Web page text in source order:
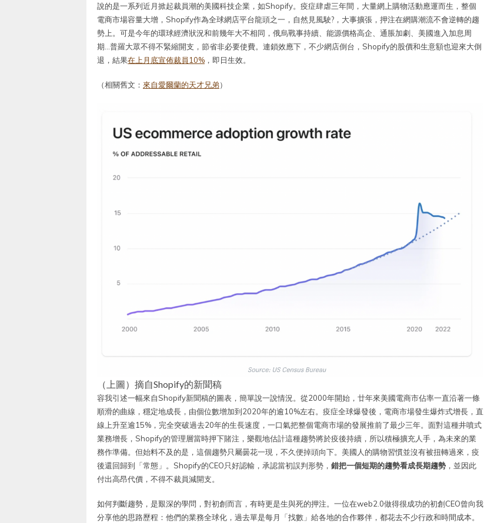
說的是一系列近月掀起裁員潮的美國科技企業，如Shopify。疫症肆虐三年間，大量網上購物活動應運而生，整個
電商市場容量大增，Shopify作為全球網店平台龍頭之一，自然見風駛?，大事擴張，押注在網購潮流不會逆轉的趨
勢上。可是今年的環球經濟狀況和前幾年大不相同，俄烏戰事持續、能源價格高企、通脹加劇、美國進入加息周
期…普羅大眾不得不緊縮開支，節省非必要使費。連鎖效應下，不少網店倒台，Shopify的股價和生意額也迎來大倒
退，結果在上月底宣佈裁員10% ，即日生效。
（相關舊文： 來自愛爾蘭的天才兄弟）
（上圖）摘自Shopify的新聞稿
容我引述一幅來自Shopify新聞稿的圖表，簡單說一說情況。從2000年開始，廿年來美國電商市佔率一直沿著一條
順滑的曲線，穩定地成長，由個位數增加到2020年的逾10%左右。疫症全球爆發後，電商市場發生爆炸式增長，直
線上升至逾15%，完全突破過去20年的生長速度，一口氣把整個電商市場的發展推前了最少三年。面對這種井噴式
業務增長，Shopify的管理層當時押下賭注，樂觀地估計這種趨勢將於疫後持續，所以積極擴充人手，為未來的業
務作準備。但始料不及的是，這個趨勢只屬曇花一現，不久便掉頭向下。美國人的購物習慣並沒有被扭轉過來，疫
後還回歸到「常態」。Shopify的CEO只好認輸，承認當初誤判形勢， 錯把一個短期的趨勢看成長期趨勢 ，並因此
付出高昂代價，不得不裁員減開支。
如何判斷趨勢，是艱深的學問，對初創而言，有時更是生與死的押注。一位在web2.0做得很成功的初創CEO曾向我
分享他的思路歷程：他們的業務全球化，過去單是每月「找數」給各地的合作夥伴，都花去不少行政和時間成本。